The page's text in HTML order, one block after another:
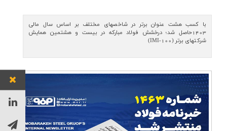
پروژه های سرمایه گذاری
سهامداران
با کسب هشت عنوان برتر در شاخصهای مختلف بر اساس سال مالی
1403حاصل شد؛ درخشش فولاد مبارکه در بیست و هشتمین همایش
شرکتهای برتر (IMI-100)